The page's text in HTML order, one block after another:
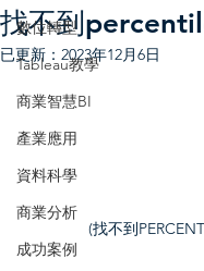
數位轉型
Tableau教學
商業智慧BI
產業應用
資料科學
商業分析
成功案例
找不到
已更新： 2023年12月6日
(找不到